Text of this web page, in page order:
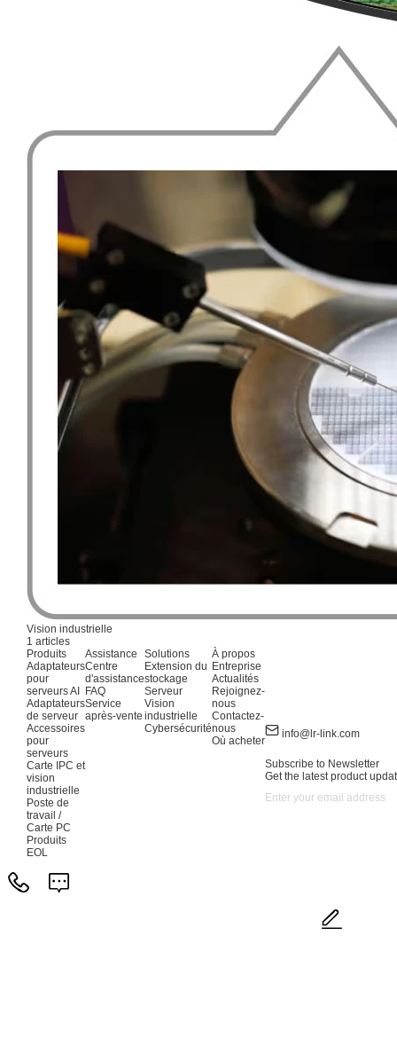
Vision industrielle
1 articles
Produits
Adaptateurs
pour
serveurs AI
Adaptateurs
de serveur
Accessoires
pour
serveurs
Carte IPC et
vision
industrielle
Poste de
travail /
Carte PC
Produits
EOL
Assistance
Centre
d'assistance
FAQ
Service
après-vente
Solutions
Extension du
stockage
Serveur
Vision
industrielle
Cybersécurité
À propos
Entreprise
Actualités
Rejoignez-
nous
Contactez-
nous
Où acheter
info@lr-link.com
Subscribe to Newsletter
Get the latest product